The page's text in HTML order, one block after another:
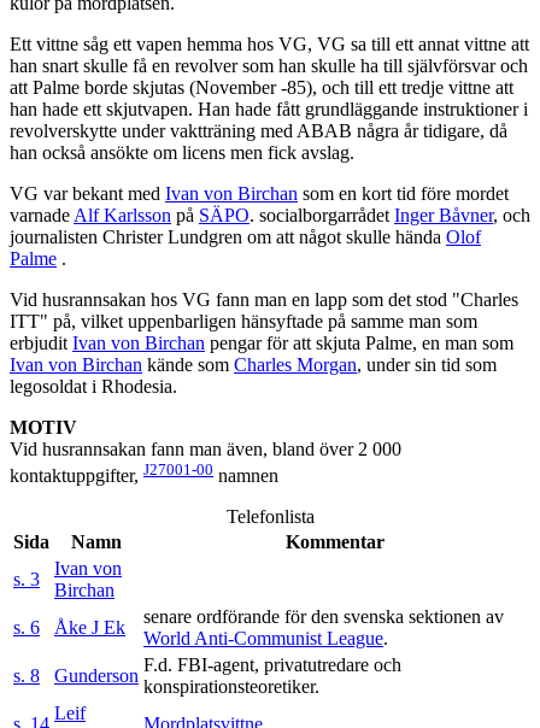
Ett vittne såg ett vapen hemma hos VG, VG sa till ett annat vittne att
han snart skulle få en revolver som han skulle ha till självförsvar och
att Palme borde skjutas (November -85), och till ett tredje vittne att
han hade ett skjutvapen. Han hade fått grundläggande instruktioner i
revolverskytte under vaktträning med ABAB några år tidigare, då
han också ansökte om licens men fick avslag.
VG var bekant med Ivan von Birchan som en kort tid före mordet
varnade Alf Karlsson på SÄPO. socialborgarrådet Inger Båvner, och
journalisten Christer Lundgren om att något skulle hända Olof
Palme .
Vid husrannsakan hos VG fann man en lapp som det stod "Charles
ITT" på, vilket uppenbarligen hänsyftade på samme man som
erbjudit Ivan von Birchan pengar för att skjuta Palme, en man som
Ivan von Birchan kände som Charles Morgan, under sin tid som
legosoldat i Rhodesia.
MOTIV
Vid husrannsakan fann man även, bland över 2 000
kontaktuppgifter, J27001-00 namnen
Telefonlista
Sida
Namn
Kommentar
s. 3
Ivan von
Birchan
s. 6
Åke J Ek
senare ordförande för den svenska sektionen av
World Anti-Communist League.
s. 8
Gunderson
F.d. FBI-agent, privatutredare och
konspirationsteoretiker.
s. 14
Leif
Mordplatsvittne